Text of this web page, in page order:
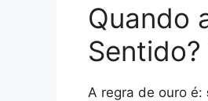
Quando
A regra de ouro é: